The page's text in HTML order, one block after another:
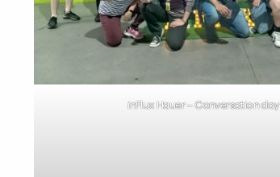
inFlux Hauer – Conversation day